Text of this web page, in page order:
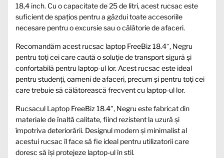
18,4 inch. Cu o capacitate de 25 de litri, acest rucsac este
suficient de spațios pentru a găzdui toate accesoriile
necesare pentru o excursie sau o călătorie de afaceri.
Recomandăm acest rucsac laptop FreeBiz 18.4″, Negru
pentru toți cei care caută o soluție de transport sigură și
confortabilă pentru laptop-ul lor. Acest rucsac este ideal
pentru studenți, oameni de afaceri, precum și pentru toți cei
care trebuie să călătorească frecvent cu laptop-ul lor.
Rucsacul Laptop FreeBiz 18.4″, Negru este fabricat din
materiale de înaltă calitate, fiind rezistent la uzură și
împotriva deteriorării. Designul modern și minimalist al
acestui rucsac îl face să fie ideal pentru utilizatorii care
doresc să își protejeze laptop-ul în stil.